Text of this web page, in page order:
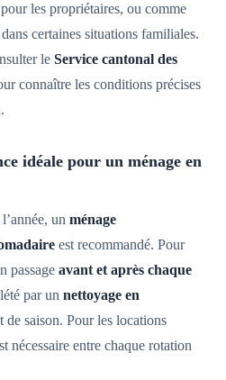
les propriétaires, ou comme
certaines situations familiales.
le Service cantonal des
connaître les conditions précises
idéale pour un ménage en
un ménage
est recommandé. Pour
passage avant et après chaque
par un nettoyage en
de saison. Pour les locations
nécessaire entre chaque rotation